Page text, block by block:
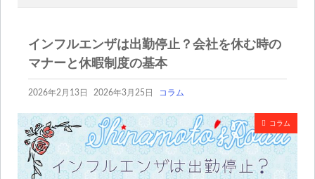
インフルエンザは出勤停止？会社を休む時の
マナーと休暇制度の基本
2026年2月13日 2026年3月25日 コラム
コラム